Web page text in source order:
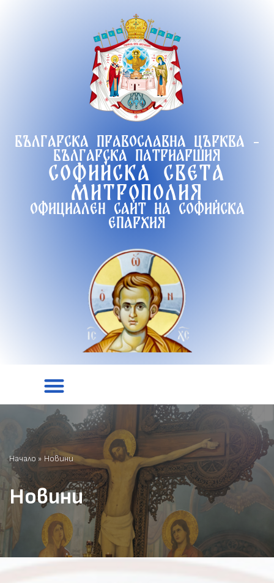
Българска православна църква -
Българска патриаршия
Софийска света
митрополия
Официален сайт на софийска
епархия
Начало » Новини
Новини